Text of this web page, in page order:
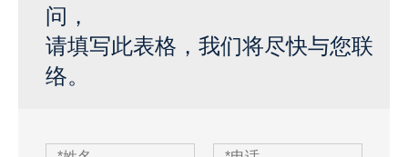
问，
请填写此表格，我们将尽快与您联
络。